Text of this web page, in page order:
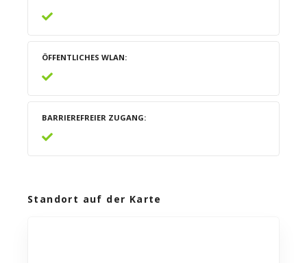
ÖFFENTLICHES WLAN
BARRIEREFREIER ZUGANG
Standort auf der Karte